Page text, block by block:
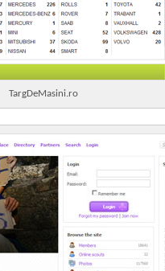
TargDeMasini.ro